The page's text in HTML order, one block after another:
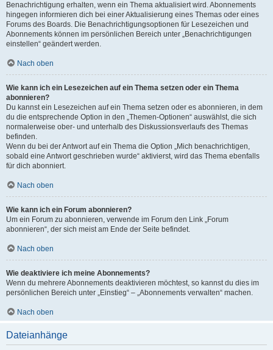
Benachrichtigung erhalten, wenn ein Thema aktualisiert wird. Abonnements
hingegen informieren dich bei einer Aktualisierung eines Themas oder eines
Forums des Boards. Die Benachrichtigungsoptionen für Lesezeichen und
Abonnements können im persönlichen Bereich unter „Benachrichtigungen
einstellen“ geändert werden.
Nach oben
Wie kann ich ein Lesezeichen auf ein Thema setzen oder ein Thema
abonnieren?
Du kannst ein Lesezeichen auf ein Thema setzen oder es abonnieren, in dem
du die entsprechende Option in den „Themen-Optionen“ auswählst, die sich
normalerweise ober- und unterhalb des Diskussionsverlaufs des Themas
befinden.
Wenn du bei der Antwort auf ein Thema die Option „Mich benachrichtigen,
sobald eine Antwort geschrieben wurde“ aktivierst, wird das Thema ebenfalls
für dich abonniert.
Nach oben
Wie kann ich ein Forum abonnieren?
Um ein Forum zu abonnieren, verwende im Forum den Link „Forum
abonnieren“, der sich meist am Ende der Seite befindet.
Nach oben
Wie deaktiviere ich meine Abonnements?
Wenn du mehrere Abonnements deaktivieren möchtest, so kannst du dies im
persönlichen Bereich unter „Einstieg“ – „Abonnements verwalten“ machen.
Nach oben
Dateianhänge